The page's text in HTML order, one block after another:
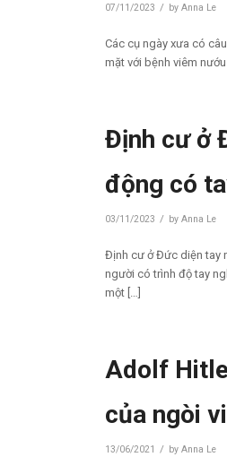
07/11/2023 / byAnna Le
Các cụ ngày xưa có
mặt với bệnh viêm
Định cư ở
động có
03/11/2023 / byAnna Le
Định cư ở Đức diện tay
người có trình độ tay
một […]
Adolf
của ngòi
13/06/2021 / byAnna Le